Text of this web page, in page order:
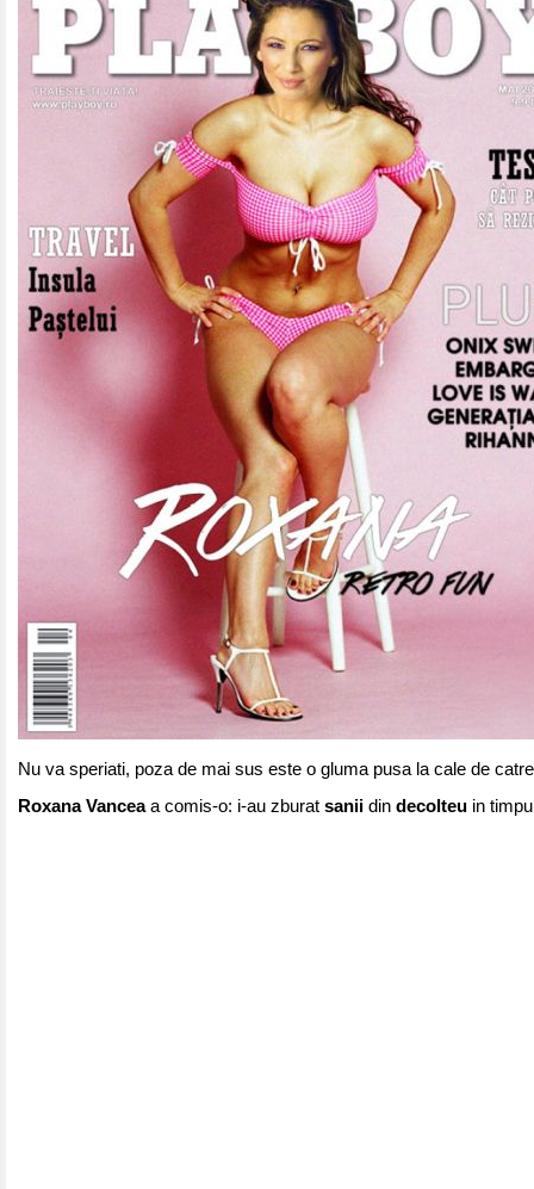
Nu va speriati, poza de mai sus este o gluma pusa la cale de
Roxana Vanceaa comis-o: i-au zburat sanii din decolteu in